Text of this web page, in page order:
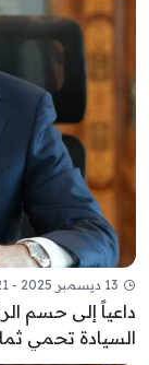
13 ديسمبر 2025 - 14:21
داعياً إلى حسم
السيادة تحمي